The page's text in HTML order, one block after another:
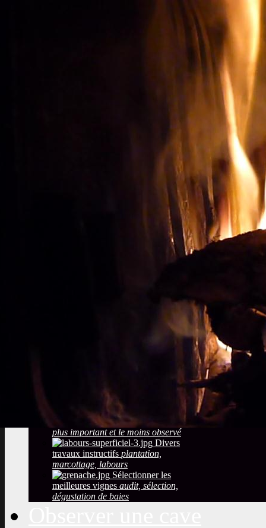
Oenotourisme:
ACHETER LES BONS
Vignes et vin
Visite du vignoble
coulure, blessures,
Observer la saison
maturation, dormance, véraison,
Taille de la vigne
plus important et le moins observé
Divers
travaux instructifs plantation,
marcottage, labours
Sélectionner les
meilleures vignes audit, sélection,
dégustation de baies